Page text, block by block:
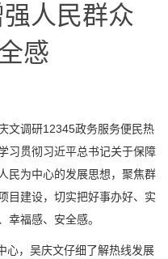
人民群众
感
文调研12345政务服务便民热
习贯彻习近平总书记关于保障
民为中心的发展思想，聚焦群
目建设，切实把好事办好、实
幸福感、安全感。
心，吴庆文仔细了解热线发展